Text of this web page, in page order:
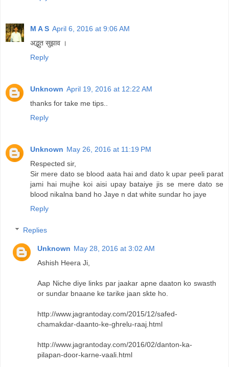
M A S April 6, 2016 at 9:06 AM
अद्भुत सुझाव ।
Reply
Unknown April 19, 2016 at 12:22 AM
thanks for take me tips..
Reply
Unknown May 26, 2016 at 11:19 PM
Respected sir,
Sir mere dato se blood aata hai and dato k upar peeli parat
jami hai mujhe koi aisi upay bataiye jis se mere dato se
blood nikalna band ho Jaye n dat white sundar ho jaye
Reply
Replies
Unknown May 28, 2016 at 3:02 AM
Ashish Heera Ji,
Aap Niche diye links par jaakar apne daaton ko swasth
or sundar bnaane ke tarike jaan skte ho.
http://www.jagrantoday.com/2015/12/safed-
chamakdar-daanto-ke-ghrelu-raaj.html
http://www.jagrantoday.com/2016/02/danton-ka-
pilapan-door-karne-vaali.html